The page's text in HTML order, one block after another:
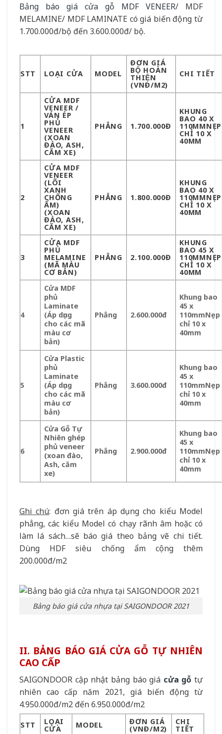
Bảng báo giá cửa gỗ MDF VENEER/ MDF
MELAMINE/ MDF LAMINATE có giá biến động từ
1.700.000đ/bộ đến 3.600.000đ/ bộ.
STT LOẠI CỬA MODEL
ĐƠN GIÁ
BỘ HOÀN
THIỆN
(VNĐ/M2)
CHI TIẾT
1
CỬA MDF
VENEER /
VÁN ÉP
PHỦ
VENEER
(XOAN
ĐÀO, ASH,
CĂM XE)
PHẲNG 1.700.000Đ
KHUNG
BAO 40 X
110MMNẸP
CHỈ 10 X
40MM
2
CỬA MDF
VENEER
(LÕI
XANH
CHỐNG
ẨM)
(XOAN
ĐÀO, ASH,
CĂM XE)
PHẲNG 1.800.000Đ
KHUNG
BAO 40 X
110MMNẸP
CHỈ 10 X
40MM
3
CỬA MDF
PHỦ
MELAMINE
(MÃ MÀU
CƠ BẢN)
PHẲNG 2.100.000Đ
KHUNG
BAO 45 X
110MMNẸP
CHỈ 10 X
40MM
4
Cửa MDF
phủ
Laminate
(Áp dụng
cho các mã
màu cơ
bản)
Phẳng 2.600.000đ
Khung bao
45 x
110mmNẹp
chỉ 10 x
40mm
5
Cửa Plastic
phủ
Laminate
(Áp dụng
cho các mã
màu cơ
bản)
Phẳng 3.600.000đ
Khung bao
45 x
110mmNẹp
chỉ 10 x
40mm
6
Cửa Gỗ Tự
Nhiên ghép
phủ veneer
(xoan đào,
Ash, căm
xe)
Phẳng 2.900.000đ
Khung bao
45 x
110mmNẹp
chỉ 10 x
40mm
Ghi chú: đơn giá trên áp dụng cho kiểu Model
phẳng, các kiểu Model có chạy rãnh âm hoặc có
làm lá sách…sẽ báo giá theo bảng vẽ chi tiết.
Dùng HDF siêu chống ẩm cộng thêm
200.000đ/m2
Bảng báo giá cửa nhựa tại SAIGONDOOR 2021
II. BẢNG BÁO GIÁ CỬA GỖ TỰ NHIÊN
CAO CẤP
SAIGONDOOR cập nhật bảng báo giá cửa gỗ tự
nhiên cao cấp năm 2021, giá biến động từ
4.950.000đ/m2 đến 6.950.000đ/m2
STT LOẠI
CỬA MODEL ĐƠN GIÁ
(VNĐ/M2)
CHI
TIẾT